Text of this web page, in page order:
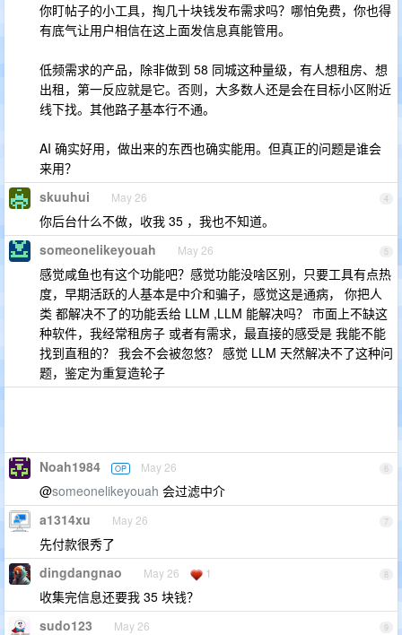
你盯帖子的小工具，掏几十块钱发布需求吗？哪怕免费，你也得
有底气让用户相信在这上面发信息真能管用。
低频需求的产品，除非做到 58 同城这种量级，有人想租房、想
出租，第一反应就是它。否则，大多数人还是会在目标小区附近
线下找。其他路子基本行不通。
AI 确实好用，做出来的东西也确实能用。但真正的问题是谁会
来用？
4
skuuhui May 26
你后台什么不做，收我 35 ，我也不知道。
5
someonelikeyouah May 26
感觉咸鱼也有这个功能吧？感觉功能没啥区别，只要工具有点热
度，早期活跃的人基本是中介和骗子，感觉这是通病， 你把人
类 都解决不了的功能丢给 LLM ,LLM 能解决吗？ 市面上不缺这
种软件，我经常租房子 或者有需求，最直接的感受是 我能不能
找到直租的？ 我会不会被忽悠？ 感觉 LLM 天然解决不了这种问
题，鉴定为重复造轮子
6
Noah1984 OP May 26
@someonelikeyouah 会过滤中介
7
a1314xu May 26
先付款很秀了
8
dingdangnao May 26 1
收集完信息还要我 35 块钱？
9
sudo123 May 26